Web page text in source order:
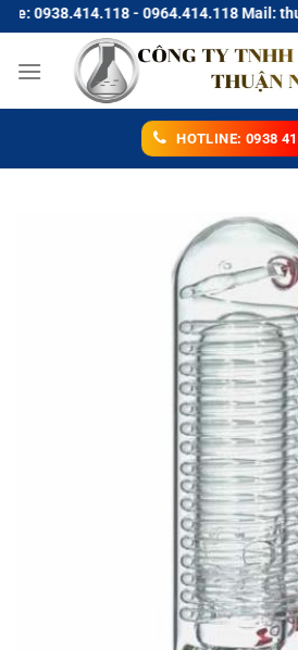
Chuyển
đến
nội
- 0964.414.118 Mail:
HOTLINE: 0938